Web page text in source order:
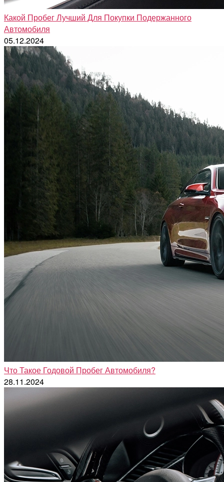
Какой Пробег Лучший Для Покупки Подержанного
Автомобиля
05.12.2024
Что Такое Годовой Пробег Автомобиля?
28.11.2024